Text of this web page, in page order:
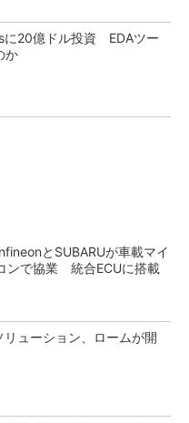
に20億ドル投資 EDAツー
か
とSUBARUが車載マイ
ンで協業 統合ECUに搭載
ューション、ロームが開